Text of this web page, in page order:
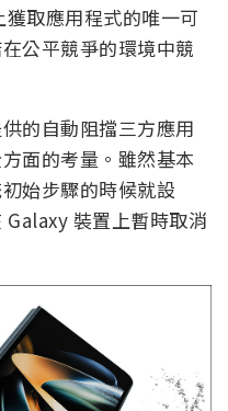
取應用程式的唯一可
公平競爭的環境中競
的自動阻擋三方應用
面的考量。雖然基本
始步驟的時候就設
裝置上暫時取消